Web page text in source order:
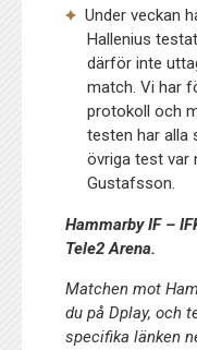
Under veckan
Hallenius
därför inte
match. Vi har
protokoll och
testen har alla
övriga test var
Gustafsson.
Hammarby IF –
Tele2 Arena.
Matchen mot
du på Dplay, och
specifika länken